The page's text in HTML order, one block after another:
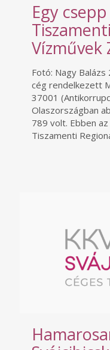
Egy
Vízművek
Fotó: Nagy
cég rendelkezett
37001
Olaszországban
789 volt. Ebben
Tiszamenti